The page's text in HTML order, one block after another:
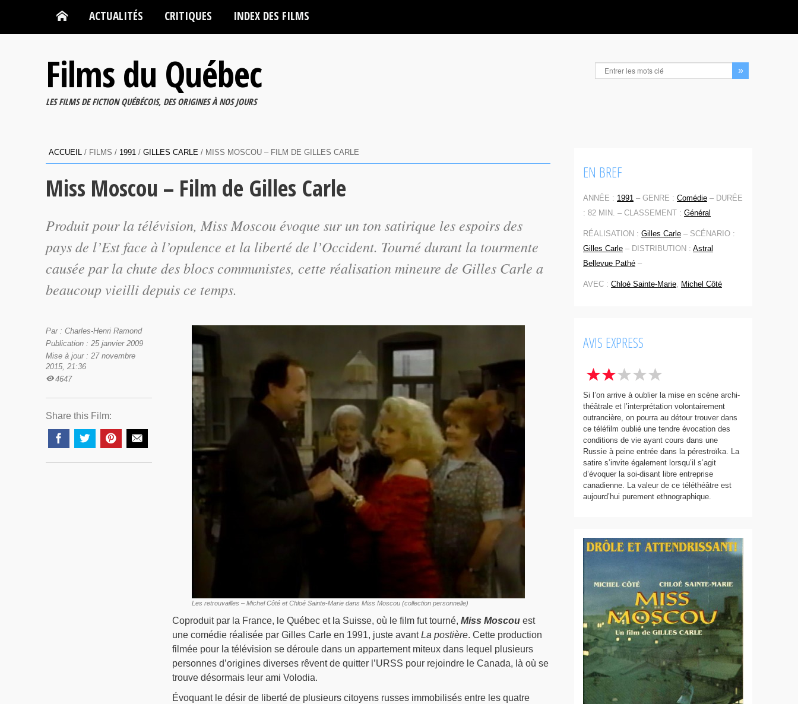
ACTUALITÉS CRITIQUES INDEX DES FILMS
Films du Québec
LES FILMS DE FICTION QUÉBÉCOIS, DES ORIGINES À NOS JOURS
ACCUEIL / FILMS / 1991 / GILLES CARLE / MISS MOSCOU – FILM DE GILLES CARLE
Miss Moscou – Film de Gilles Carle
Produit pour la télévision, Miss Moscou évoque sur un ton satirique les espoirs des
pays de l’Est face à l’opulence et la liberté de l’Occident. Tourné durant la tourmente
causée par la chute des blocs communistes, cette réalisation mineure de Gilles Carle a
beaucoup vieilli depuis ce temps.
Par : Charles-Henri Ramond
Publication : 25 janvier 2009
Mise à jour : 27 novembre
2015, 21:36
4647
Share this Film:
Les retrouvailles – Michel Côté et Chloé Sainte-Marie dans Miss Moscou (collection personnelle)
Coproduit par la France, le Québec et la Suisse, où le film fut tourné, Miss Moscouest
une comédie réalisée par Gilles Carle en 1991, juste avantLa postière. Cette production
filmée pour la télévision se déroule dans un appartement miteux dans lequel plusieurs
personnes d’origines diverses rêvent de quitter l’URSS pour rejoindre le Canada, là où se
trouve désormais leur ami Volodia.
Évoquant le désir de liberté de plusieurs citoyens russes immobilisés entre les quatre
EN BREF
ANNÉE : 1991 – GENRE : Comédie – DURÉE
: 82 MIN. – CLASSEMENT : Général
RÉALISATION : Gilles Carle – SCÉNARIO :
Gilles Carle – DISTRIBUTION : Astral
Bellevue Pathé –
AVEC : Chloé Sainte-Marie, Michel Côté
AVIS EXPRESS
Si l’on arrive à oublier la mise en scène archi-
théâtrale et l’interprétation volontairement
outrancière, on pourra au détour trouver dans
ce téléfilm oublié une tendre évocation des
conditions de vie ayant cours dans une
Russie à peine entrée dans la pérestroïka. La
satire s’invite également lorsqu’il s’agit
d’évoquer la soi-disant libre entreprise
canadienne. La valeur de ce téléthéâtre est
aujourd’hui purement ethnographique.